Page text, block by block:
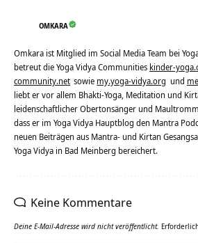
OMKARA
Omkara ist Mitglied im Social Media Team bei
betreut die Yoga Vidya Communities kinder-
community.net sowie my.yoga-vidya.org und
liebt er vor allem Bhakti-Yoga, Meditation und
leidenschaftlicher Obertonsänger und
dass er im Yoga Vidya Hauptblog den Mantra
neuen Beiträgen aus Mantra- und Kirtan
Yoga Vidya in Bad Meinberg bereichert.
Keine Kommentare
Deine E-Mail-Adresse wird nicht veröffentlicht.